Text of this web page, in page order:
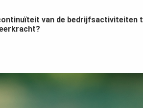
van de bedrijfsactiviteiten